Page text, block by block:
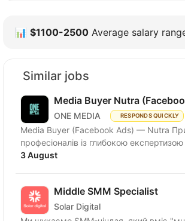
📊 $1100-2500 Average salary
Similar jobs
Media Buyer Nutra
ONE MEDIA RESPONDS QUICKLY
Media Buyer (Facebook Ads) — Nutra
професіоналів із глибокою
3 August
Middle SMM Specialist
Solar Digital